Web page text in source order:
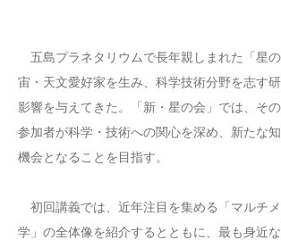
五島プラネタリウムで長年親しまれた「星
宙・天文愛好家を生み、科学技術分野を志す
影響を与えてきた。「新・星の会」では、その
参加者が科学・技術への関心を深め、新たな
機会となることを目指す。
初回講義では、近年注目を集める「マルチ
学」の全体像を紹介するとともに、最も身近